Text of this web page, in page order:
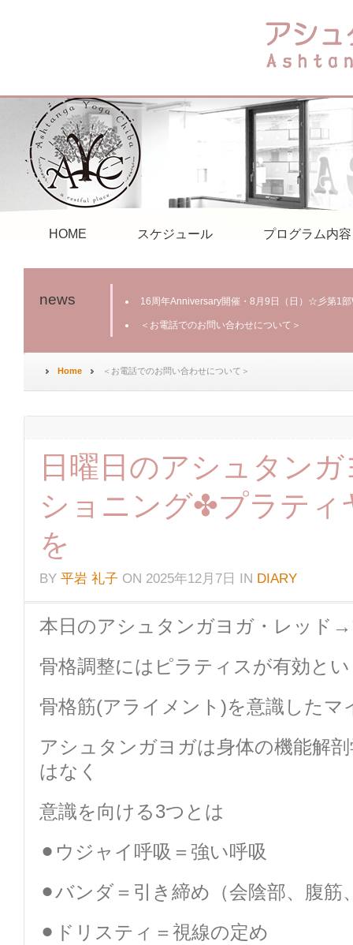
HOME スケジュール プログラム内容
news 16周年Anniversary開催・8月9日（日）☆彡第1
＜お電話でのお問い合わせについて＞
Home ＜お電話でのお問い合わせについて＞
日曜日のアシュタン
ショニング✤プラティ
を
BY 平岩 礼子 ON 2025年12月7日 IN DIARY
本日のアシュタンガヨガ・レッド
骨格調整にはピラティスが有効と
骨格筋(アライメント)を意識したマ
アシュタンガヨガは身体の機能解
はなく
意識を向ける3つとは
⚫︎ウジャイ呼吸＝強い呼吸
⚫︎バンダ＝引き締め（会陰部、腹筋
⚫︎ドリスティ＝視線の定め